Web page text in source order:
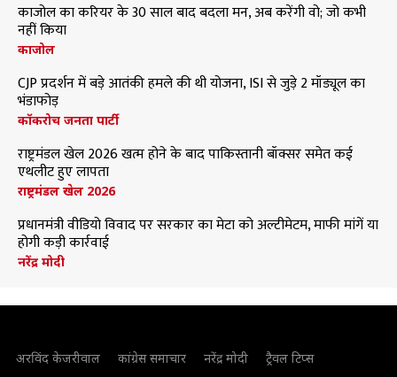
काजोल का करियर के 30 साल बाद बदला मन, अब करेंगी वो; जो कभी
नहीं किया
काजोल
CJP प्रदर्शन में बड़े आतंकी हमले की थी योजना, ISI से जुड़े 2 मॉड्यूल का
भंडाफोड़
कॉकरोच जनता पार्टी
राष्ट्रमंडल खेल 2026 खत्म होने के बाद पाकिस्तानी बॉक्सर समेत कई
एथलीट हुए लापता
राष्ट्रमंडल खेल 2026
प्रधानमंत्री वीडियो विवाद पर सरकार का मेटा को अल्टीमेटम, माफी मांगें या
होगी कड़ी कार्रवाई
नरेंद्र मोदी
अरविंद केजरीवाल कांग्रेस समाचार नरेंद्र मोदी ट्रैवल टिप्स